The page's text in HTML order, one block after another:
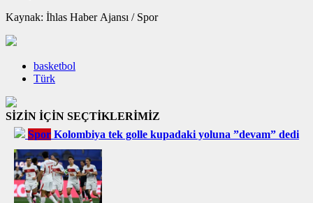
Kaynak: İhlas Haber Ajansı / Spor
basketbol
Türk
SİZİN İÇİN SEÇTİKLERİMİZ
Spor Kolombiya tek golle kupadaki yoluna ”devam” dedi